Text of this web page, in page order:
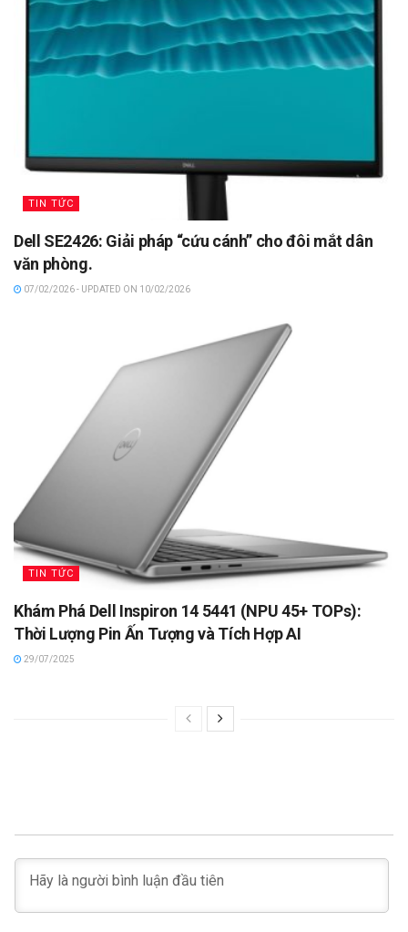
TIN TỨC
Dell SE2426: Giải pháp “cứu cánh” cho đôi mắt dân
văn phòng.
07/02/2026 - UPDATED ON 10/02/2026
TIN TỨC
Khám Phá Dell Inspiron 14 5441 (NPU 45+ TOPs):
Thời Lượng Pin Ấn Tượng và Tích Hợp AI
29/07/2025